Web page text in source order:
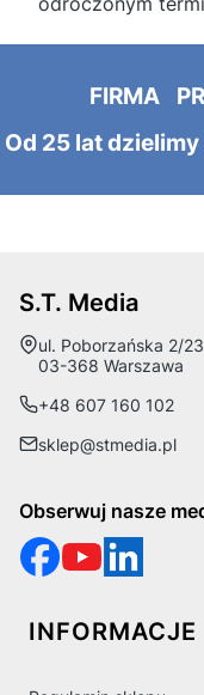
FIRMA
Od 25 lat
S.T. Media
Adres:
ul. Poborzańska 2/23
03-368 Warszawa
+48 607 160 102
sklep@stmedia.pl
Obserwuj nasze
Linki w stopce
INFORMACJE